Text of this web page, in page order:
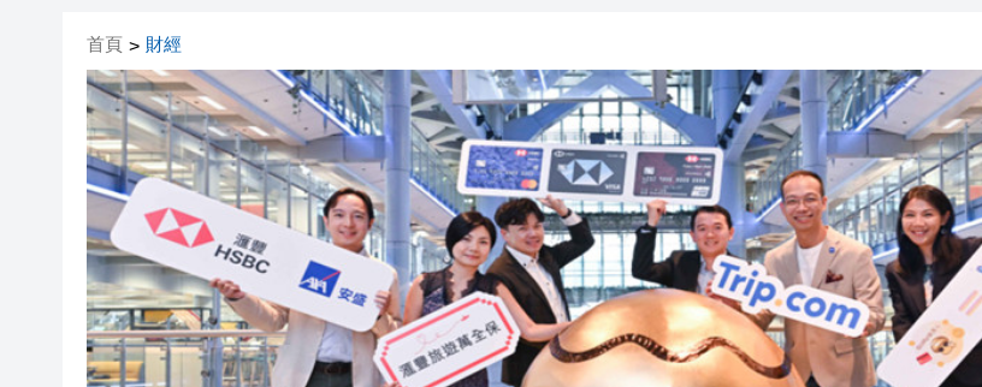
戶外工友中暑風險高 工會倡列為可補償職業病
A股年內第一高價股今起申購 中一簽需繳款9.34萬元
國防部回應菲方涉黃岩島言論
鄧炳強批記協換屆屬「黑箱作業」 斥毫無認受性及公信力
【A股收評】滬指再漲逾1% 日K線3連陽
首頁 > 財經